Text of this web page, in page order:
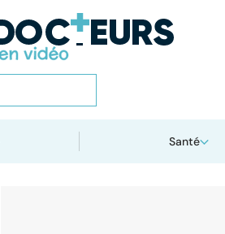
Santé